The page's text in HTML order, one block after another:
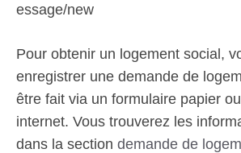
essage/new
Pour obtenir un logement social,
enregistrer une demande de
être fait via un formulaire papier
internet. Vous trouverez les
dans la section demande de